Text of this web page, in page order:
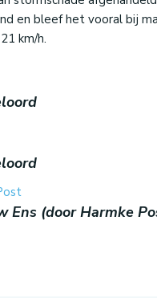
en bleef het vooral bij
km/h.
Ens (door Harmke